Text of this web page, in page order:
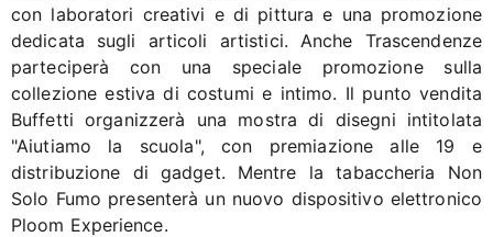
con laboratori creativi e di pittura e una promozione
dedicata sugli articoli artistici. Anche Trascendenze
parteciperà con una speciale promozione sulla
collezione estiva di costumi e intimo. Il punto vendita
Buffetti organizzerà una mostra di disegni intitolata
"Aiutiamo la scuola", con premiazione alle 19 e
distribuzione di gadget. Mentre la tabaccheria Non
Solo Fumo presenterà un nuovo dispositivo elettronico
Ploom Experience.